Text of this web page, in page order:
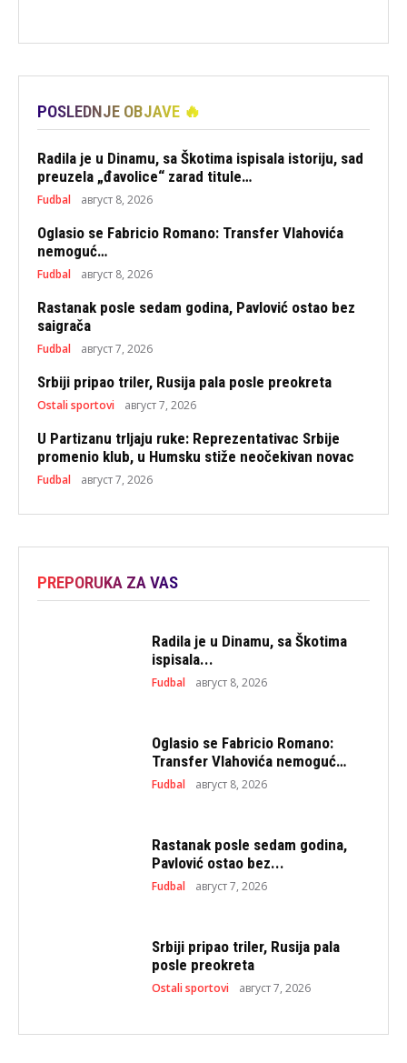
POSLEDNJE OBJAVE 🔥
Radila je u Dinamu, sa Škotima ispisala istoriju, sad
preuzela „đavolice“ zarad titule…
Fudbal август 8, 2026
Oglasio se Fabricio Romano: Transfer Vlahovića
nemoguć…
Fudbal август 8, 2026
Rastanak posle sedam godina, Pavlović ostao bez
saigrača
Fudbal август 7, 2026
Srbiji pripao triler, Rusija pala posle preokreta
Ostali sportovi август 7, 2026
U Partizanu trljaju ruke: Reprezentativac Srbije
promenio klub, u Humsku stiže neočekivan novac
Fudbal август 7, 2026
PREPORUKA ZA VAS
Radila je u Dinamu, sa Škotima
ispisala...
Fudbal август 8, 2026
Oglasio se Fabricio Romano:
Transfer Vlahovića nemoguć…
Fudbal август 8, 2026
Rastanak posle sedam godina,
Pavlović ostao bez...
Fudbal август 7, 2026
Srbiji pripao triler, Rusija pala
posle preokreta
Ostali sportovi август 7, 2026